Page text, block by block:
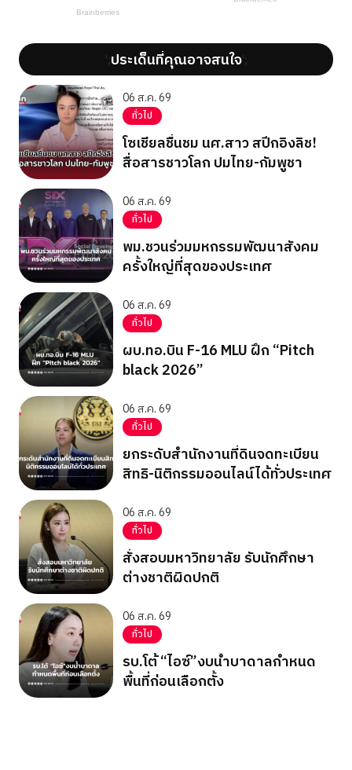
';ประเด็นที่คุณอาจสนใจ';
06 ส.ค. 69
ทั่วไป
โซเชียลชื่นชม นศ.สาว สปีกอิงลิช!
สื่อสารชาวโลก ปมไทย-กัมพูชา
06 ส.ค. 69
ทั่วไป
พม.ชวนร่วมมหกรรมพัฒนาสังคม
ครั้งใหญ่ที่สุดของประเทศ
06 ส.ค. 69
ทั่วไป
ผบ.ทอ.บิน F-16 MLU ฝึก “Pitch
black 2026”
06 ส.ค. 69
ทั่วไป
ยกระดับสำนักงานที่ดินจดทะเบียน
สิทธิ-นิติกรรมออนไลน์ได้ทั่วประเทศ
06 ส.ค. 69
ทั่วไป
สั่งสอบมหาวิทยาลัย รับนักศึกษา
ต่างชาติผิดปกติ
06 ส.ค. 69
ทั่วไป
รบ.โต้ “ไอซ์”งบน้ำบาดาลกำหนด
พื้นที่ก่อนเลือกตั้ง